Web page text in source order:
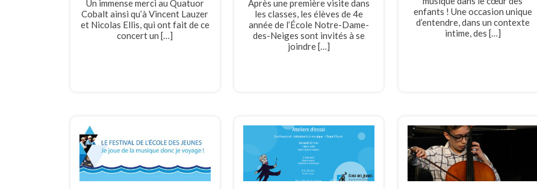
Un immense merci au Quatuor
Cobalt ainsi qu’à Vincent Lauzer
et Nicolas Ellis, qui ont fait de ce
concert un […]
Après une première visite dans
les classes, les élèves de 4e
année de l’École Notre-Dame-
des-Neiges sont invités à se
joindre […]
enfants ! Une occasion unique
d’entendre, dans un contexte
intime, des […]